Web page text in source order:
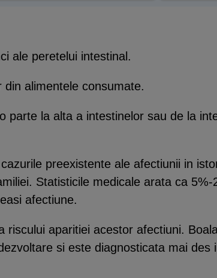
ale peretelui intestinal.
alimentele consumate.
parte la alta a intestinelor sau de la
preexistente ale afectiunii in
Statisticile medicale arata ca
afectiune.
aparitiei acestor afectiuni.
si este diagnosticata mai des